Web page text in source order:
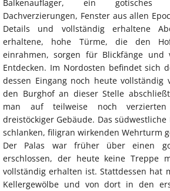
Balkenauflager, ein gotisches
Dachverzierungen, Fenster aus allen
Details und vollständig erhaltene
erhaltene, hohe Türme, die den
einrahmen, sorgen für Blickfänge und
Entdecken. Im Nordosten befindet sich
dessen Eingang noch heute
den Burghof an dieser Stelle
man auf teilweise noch verzierten
dreistöckiger Gebäude. Das
schlanken, filigran wirkenden Wehrturm
Der Palas war früher über einen
erschlossen, der heute keine Treppe
vollständig erhalten ist. Stattdessen hat
Kellergewölbe und von dort in den